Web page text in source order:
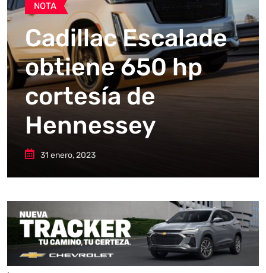
NOTA
Cadillac Escalade
obtiene 650 hp
cortesía de
Hennessey
31 enero, 2023
.